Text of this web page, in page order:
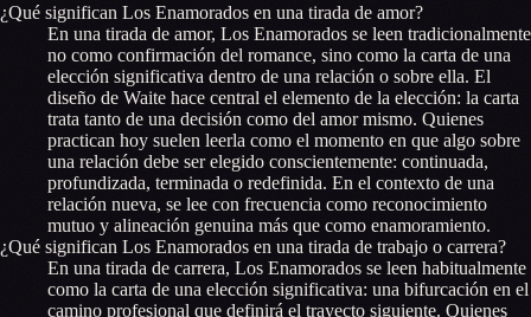
¿Qué significan Los Enamorados en una tirada de amor?
En una tirada de amor, Los Enamorados se leen tradicionalmente
no como confirmación del romance, sino como la carta de una
elección significativa dentro de una relación o sobre ella. El
diseño de Waite hace central el elemento de la elección: la carta
trata tanto de una decisión como del amor mismo. Quienes
practican hoy suelen leerla como el momento en que algo sobre
una relación debe ser elegido conscientemente: continuada,
profundizada, terminada o redefinida. En el contexto de una
relación nueva, se lee con frecuencia como reconocimiento
mutuo y alineación genuina más que como enamoramiento.
¿Qué significan Los Enamorados en una tirada de trabajo o carrera?
En una tirada de carrera, Los Enamorados se leen habitualmente
como la carta de una elección significativa: una bifurcación en el
camino profesional que definirá el trayecto siguiente. Quienes